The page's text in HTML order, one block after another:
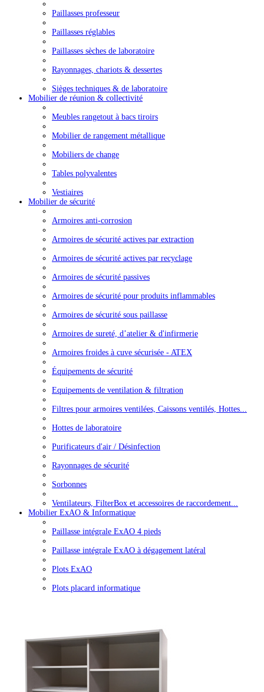
Paillasses professeur
Paillasses réglables
Paillasses sèches de laboratoire
Rayonnages, chariots & dessertes
Sièges techniques & de laboratoire
Mobilier de réunion & collectivité
Meubles rangetout à bacs tiroirs
Mobilier de rangement métallique
Mobiliers de change
Tables polyvalentes
Vestiaires
Mobilier de sécurité
Armoires anti-corrosion
Armoires de sécurité actives par extraction
Armoires de sécurité actives par recyclage
Armoires de sécurité passives
Armoires de sécurité pour produits inflammables
Armoires de sécurité sous paillasse
Armoires de sureté, d’atelier & d'infirmerie
Armoires froides à cuve sécurisée - ATEX
Équipements de sécurité
Equipements de ventilation & filtration
Filtres pour armoires ventilées, Caissons ventilés, Hottes...
Hottes de laboratoire
Purificateurs d'air / Désinfection
Rayonnages de sécurité
Sorbonnes
Ventilateurs, FilterBox et accessoires de raccordement...
Mobilier ExAO & Informatique
Paillasse intégrale ExAO 4 pieds
Paillasse intégrale ExAO à dégagement latéral
Plots ExAO
Plots placard informatique